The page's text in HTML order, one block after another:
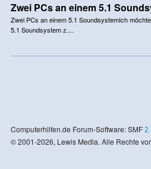
Zwei PCs an einem 5.1
Zwei PCs an einem 5.1 SoundsystemIch
5.1 Soundsystem z....
Computerhilfen.de Forum-Software: SMF
© 2001-2026, Lewis Media. Alle Rechte